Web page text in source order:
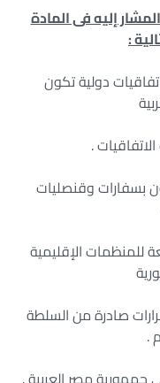
إليه فى المادة
:
دولية تكون
.
بسفارات وقنصليات
للمنظمات الإقليمية
صادرة من السلطة
.